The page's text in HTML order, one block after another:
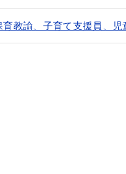
教諭、子育て支援員、児